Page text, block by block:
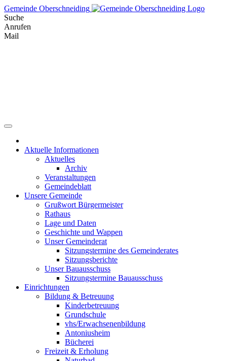
Skip
to
content
Gemeinde Oberschneiding
Suche
Anrufen
Mail
Aktuelle Informationen
Aktuelles
Archiv
Veranstaltungen
Gemeindeblatt
Unsere Gemeinde
Grußwort Bürgermeister
Rathaus
Lage und Daten
Geschichte und Wappen
Unser Gemeinderat
Sitzungstermine des Gemeinderates
Sitzungsberichte
Unser Bauausschuss
Sitzungstermine Bauausschuss
Einrichtungen
Bildung & Betreuung
Kinderbetreuung
Grundschule
vhs/Erwachsenenbildung
Antoniusheim
Bücherei
Freizeit & Erholung